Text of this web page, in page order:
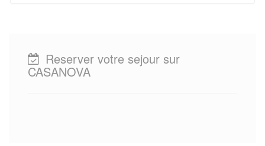
Reserver votre sejour sur
CASANOVA